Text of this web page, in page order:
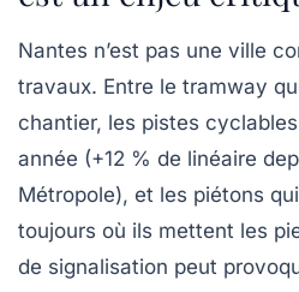
Nantes n’est pas une ville
travaux. Entre le tramway
chantier, les pistes
année (+12 % de linéaire
Métropole), et les piétons
toujours où ils mettent les
de signalisation peut